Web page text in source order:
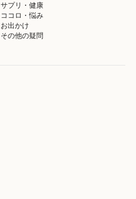
サプリ・健康
ココロ・悩み
お出かけ
その他の疑問